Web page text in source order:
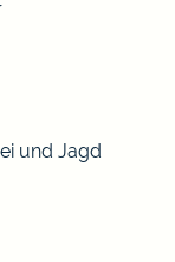
und Jagd